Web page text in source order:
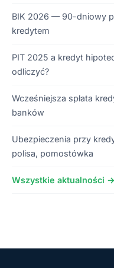
BIK 2026 — 90-dniowy
kredytem
PIT 2025 a kredyt
odliczyć?
Wcześniejsza spłata
banków
Ubezpieczenia przy
polisa, pomostówka
Wszystkie aktualności →